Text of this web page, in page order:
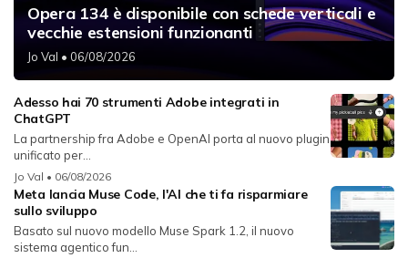
Opera 134 è disponibile con schede verticali e
vecchie estensioni funzionanti
Jo Val • 06/08/2026
Adesso hai 70 strumenti Adobe integrati in
ChatGPT
La partnership fra Adobe e OpenAI porta al nuovo plugin
unificato per...
Jo Val • 06/08/2026
Meta lancia Muse Code, l'AI che ti fa risparmiare
sullo sviluppo
Basato sul nuovo modello Muse Spark 1.2, il nuovo
sistema agentico fun...